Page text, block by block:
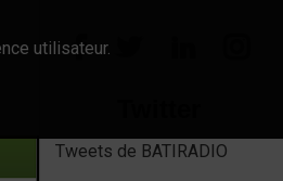
Tweets de BATIRADIO
utilisateur.